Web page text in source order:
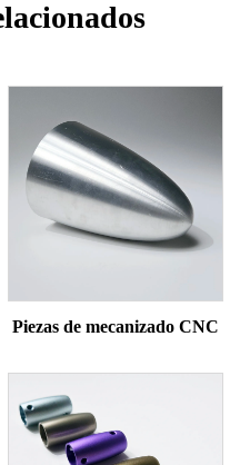
Piezas de mecanizado CNC